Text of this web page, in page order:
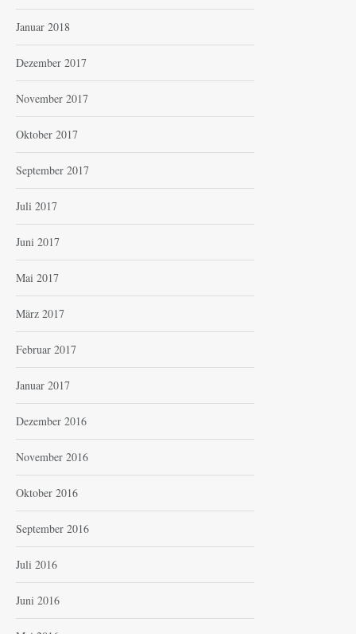
Januar 2018
Dezember 2017
November 2017
Oktober 2017
September 2017
Juli 2017
Juni 2017
Mai 2017
März 2017
Februar 2017
Januar 2017
Dezember 2016
November 2016
Oktober 2016
September 2016
Juli 2016
Juni 2016